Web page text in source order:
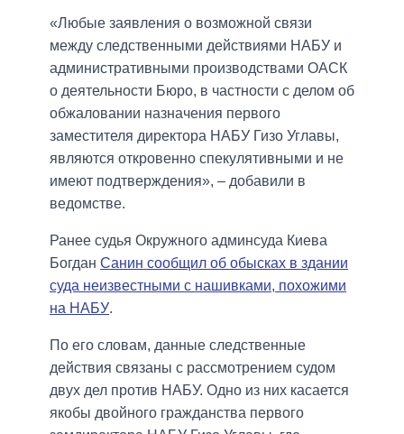
«Любые заявления о возможной связи
между следственными действиями НАБУ и
административными производствами ОАСК
о деятельности Бюро, в частности с делом об
обжаловании назначения первого
заместителя директора НАБУ Гизо Углавы,
являются откровенно спекулятивными и не
имеют подтверждения», – добавили в
ведомстве.
Ранее судья Окружного админсуда Киева
Богдан Санин сообщил об обысках в здании
суда неизвестными с нашивками, похожими
на НАБУ.
По его словам, данные следственные
действия связаны с рассмотрением судом
двух дел против НАБУ. Одно из них касается
якобы двойного гражданства первого